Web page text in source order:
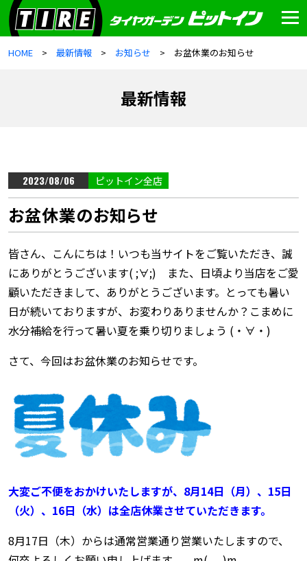
HOME 最新情報 お知らせ お盆休業のお知らせ
最新情報
2023/08/06 ピットイン全店
お盆休業のお知らせ
皆さん、こんにちは！いつも当サイトをご覧いただき、誠
にありがとうございます( ;∀;) また、日頃より当店をご愛
顧いただきまして、ありがとうございます。とっても暑い
日が続いておりますが、お変わりありませんか？こまめに
水分補給を行って暑い夏を乗り切りましょう (・∀・)
さて、今回はお盆休業のお知らせです。
大変ご不便をおかけいたしますが、8月14日（月）、15日
（火）、16日（水）は全店休業させていただきます。
8月17日（木）からは通常営業通り営業いたしますので、